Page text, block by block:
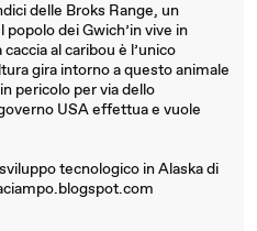
delle Broks Range, un
dei Gwich’in vive in
al caribou è l’unico
gira intorno a questo animale
pericolo per via dello
USA effettua e vuole
tecnologico in Alaska di